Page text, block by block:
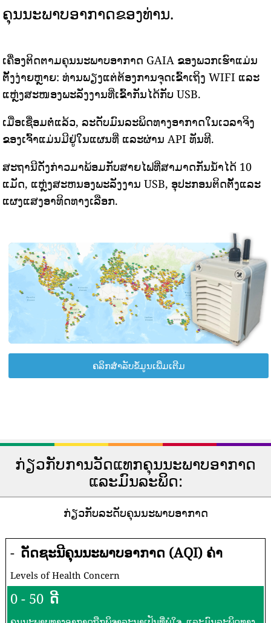
ຄຸນນະພາບອາກາດຂອງທ່ານ.
ເຄື່ອງຕິດຕາມຄຸນນະພາບອາກາດ GAIA ຂອງພວກເຮົາແມ່ນ
ຕັ້ງງ່າຍຫຼາຍ: ທ່ານພຽງແຕ່ຕ້ອງການຈຸດເຂົ້າເຖິງ WIFI ແລະ
ແຫຼ່ງສະໜອງພະລັງງານທີ່ເຂົ້າກັນໄດ້ກັບ USB.
ເມື່ອເຊື່ອມຕໍ່ແລ້ວ, ລະດັບມົນລະພິດທາງອາກາດໃນເວລາຈິງ
ຂອງເຈົ້າແມ່ນມີຢູ່ໃນແຜນທີ່ ແລະຜ່ານ API ທັນທີ.
ສະຖານີດັ່ງກ່າວມາພ້ອມກັບສາຍໄຟທີ່ສາມາດກັນນ້ໍາໄດ້ 10
ແມັດ, ແຫຼ່ງສະຫນອງພະລັງງານ USB, ອຸປະກອນຕິດຕັ້ງແລະ
ແຜງແສງອາທິດທາງເລືອກ.
ຄລິກສຳລັບຂໍ້ມູນເພີ່ມເຕີມ
ກ່ຽວກັບການວັດແທກຄຸນນະພາບອາກາດ
ແລະມົນລະພິດ:
ກ່ຽວກັບລະດັບຄຸນນະພາບອາກາດ
- ດັດຊະນີຄຸນນະພາບອາກາດ (AQI) ຄ່າ
Levels of Health Concern
0 - 50 ດີ